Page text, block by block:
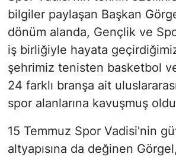
bilgiler paylaşan Başkan
dönüm alanda, Gençlik ve
iş birliğiyle hayata geçirdiğimiz
şehrimiz tenisten basketbol
24 farklı branşa ait
spor alanlarına kavuşmuş
15 Temmuz Spor Vadisi'nin
altyapısına da değinen